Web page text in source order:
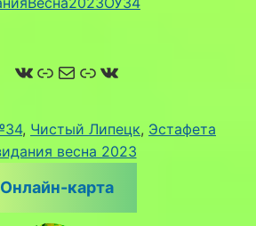
ВКонтакте
Ссылка
Почта
Ссылка
ВКонтакте
, Чистый Липецк, Эстафета
весна 2023
Онлайн-карта